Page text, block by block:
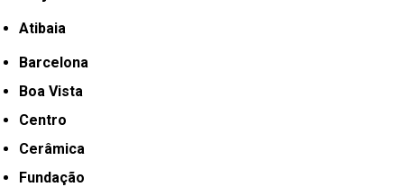
Atibaia
Barcelona
Boa Vista
Centro
Cerâmica
Fundação